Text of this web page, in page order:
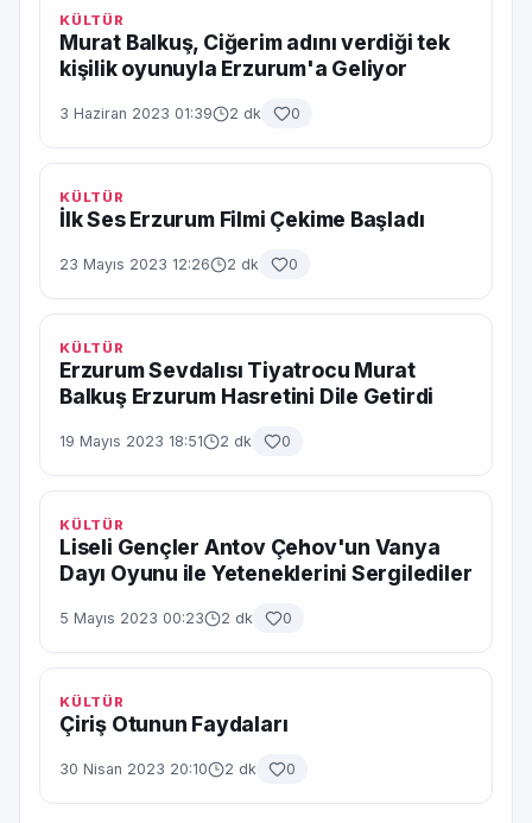
KÜLTÜR
Murat Balkuş, Ciğerim adını verdiği tek
kişilik oyunuyla Erzurum'a Geliyor
3 Haziran 2023 01:39 2 dk 0
KÜLTÜR
İlk Ses Erzurum Filmi Çekime Başladı
23 Mayıs 2023 12:26 2 dk 0
KÜLTÜR
Erzurum Sevdalısı Tiyatrocu Murat
Balkuş Erzurum Hasretini Dile Getirdi
19 Mayıs 2023 18:51 2 dk 0
KÜLTÜR
Liseli Gençler Antov Çehov'un Vanya
Dayı Oyunu ile Yeteneklerini Sergilediler
5 Mayıs 2023 00:23 2 dk 0
KÜLTÜR
Çiriş Otunun Faydaları
30 Nisan 2023 20:10 2 dk 0